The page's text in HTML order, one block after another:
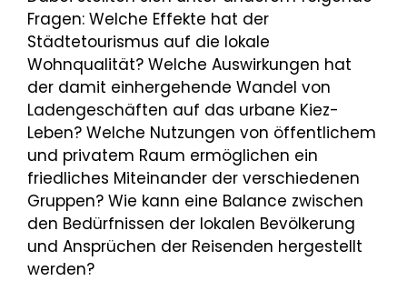
Fragen: Welche Effekte hat der
Städtetourismus auf die lokale
Wohnqualität? Welche Auswirkungen hat
der damit einhergehende Wandel von
Ladengeschäften auf das urbane Kiez-
Leben? Welche Nutzungen von öffentlichem
und privatem Raum ermöglichen ein
friedliches Miteinander der verschiedenen
Gruppen? Wie kann eine Balance zwischen
den Bedürfnissen der lokalen Bevölkerung
und Ansprüchen der Reisenden hergestellt
werden?